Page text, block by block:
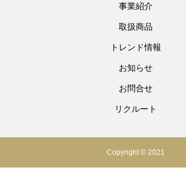
事業紹介
取扱商品
トレンド情報
お知らせ
お問合せ
リクルート
Copyright © 2021